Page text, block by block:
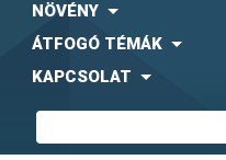
NÖVÉNY
ÁTFOGÓ TÉMÁK
KAPCSOLAT